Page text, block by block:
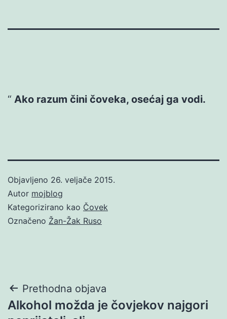
Ako razum čini čoveka, osećaj ga vodi.
Objavljeno 26. veljače 2015.
Autor mojblog
Kategorizirano kao Čovek
Označeno Žan-Žak Ruso
Navigacija
objava
Prethodna objava
Alkohol možda je čovjekov najgori